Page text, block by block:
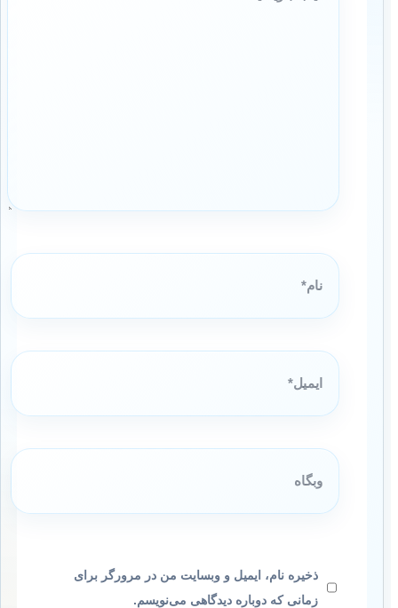
نام*
ایمیل*
وبگاه
ذخیره نام، ایمیل و وبسایت من در مرورگر برای
زمانی که دوباره دیدگاهی می‌نویسم.